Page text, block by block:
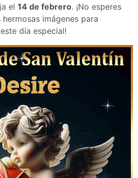
el 14 de febrero. ¡No esperes
imágenes para
día especial!